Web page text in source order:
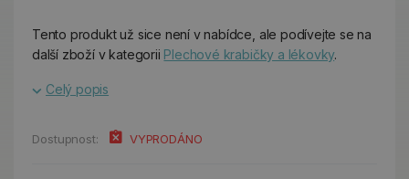
Tento produkt už sice není v nabídce, ale podívejte se na
další zboží v kategorii Plechové krabičky a lékovky.
Celý popis
Dostupnost: VYPRODÁNO